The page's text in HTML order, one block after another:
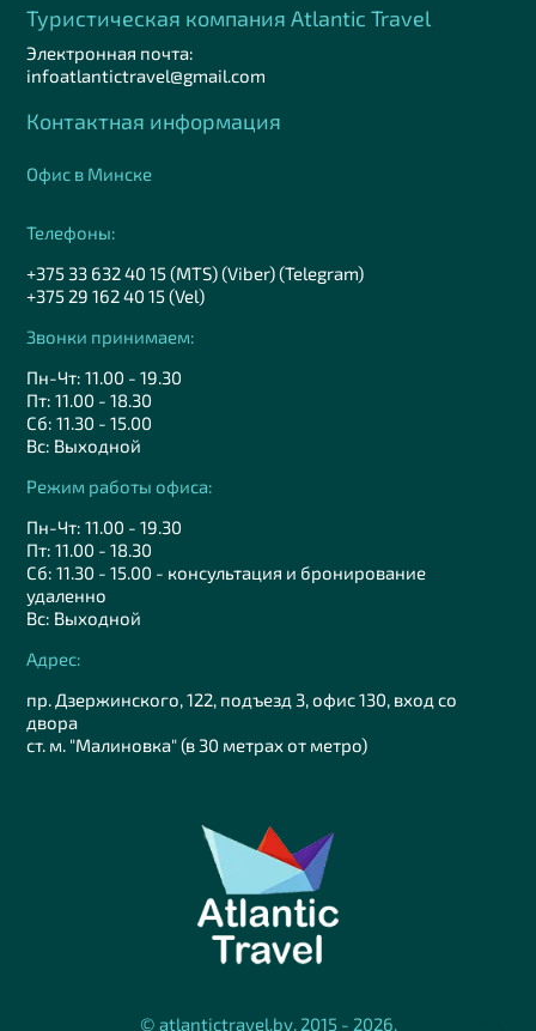
Туристическая компания Аtlantic Travel
Электронная почта:
infoatlantictravel@gmail.com
Контактная информация
Офис в Минске
Телефоны:
+375 33 632 40 15 (MTS) (Viber) (Telegram)
+375 29 162 40 15 (Vel)
Звонки принимаем:
Пн-Чт: 11.00 - 19.30
Пт: 11.00 - 18.30
Сб: 11.30 - 15.00
Вс: Выходной
Режим работы офиса:
Пн-Чт: 11.00 - 19.30
Пт: 11.00 - 18.30
Сб: 11.30 - 15.00 - консультация и бронирование
удаленно
Вс: Выходной
Адрес:
пр. Дзержинского, 122, подъезд 3, офис 130, вход со
двора
ст. м. "Малиновка" (в 30 метрах от метро)
© atlantictravel.by, 2015 - 2026.